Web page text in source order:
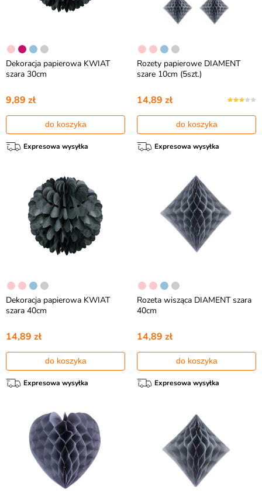
Dekoracja papierowa KWIAT
szara 30cm
9,89 zł
do koszyka
Expresowa wysyłka
Rozety papierowe DIAMENT
szare 10cm (5szt.)
14,89 zł
do koszyka
Expresowa wysyłka
Dekoracja papierowa KWIAT
szara 40cm
14,89 zł
do koszyka
Expresowa wysyłka
Rozeta wisząca DIAMENT szara
40cm
14,89 zł
do koszyka
Expresowa wysyłka